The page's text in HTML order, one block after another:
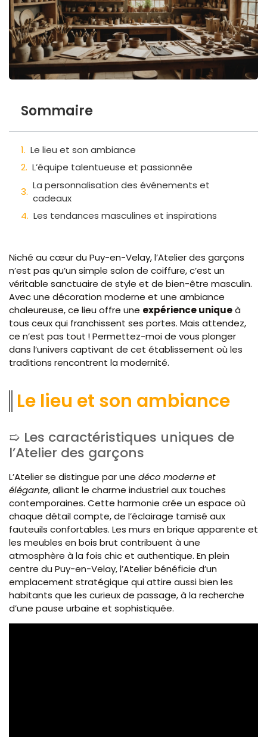
Sommaire
Le lieu et son ambiance
L’équipe talentueuse et passionnée
La personnalisation des événements et
cadeaux
Les tendances masculines et inspirations
Niché au cœur du Puy-en-Velay, l’Atelier des garçons
n’est pas qu’un simple salon de coiffure, c’est un
véritable sanctuaire de style et de bien-être masculin.
Avec une décoration moderne et une ambiance
chaleureuse, ce lieu offre une expérience uniqueà
tous ceux qui franchissent ses portes. Mais attendez,
ce n’est pas tout ! Permettez-moi de vous plonger
dans l’univers captivant de cet établissement où les
traditions rencontrent la modernité.
Le lieu et son ambiance
Les caractéristiques uniques de
l’Atelier des garçons
L’Atelier se distingue par une déco moderne et
élégante, alliant le charme industriel aux touches
contemporaines. Cette harmonie crée un espace où
chaque détail compte, de l’éclairage tamisé aux
fauteuils confortables. Les murs en brique apparente et
les meubles en bois brut contribuent à une
atmosphère à la fois chic et authentique. En plein
centre du Puy-en-Velay, l’Atelier bénéficie d’un
emplacement stratégique qui attire aussi bien les
habitants que les curieux de passage, à la recherche
d’une pause urbaine et sophistiquée.